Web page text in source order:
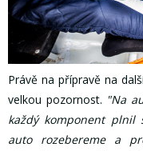
Právě na přípravě na
velkou pozornost. "Na
každý komponent plnil
auto rozebereme a